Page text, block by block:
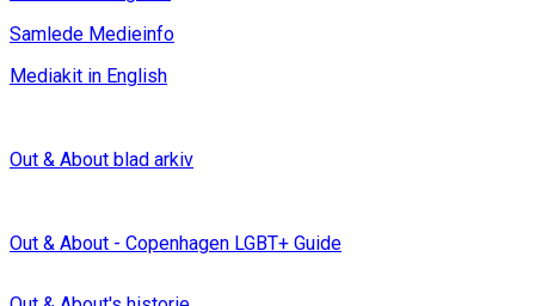
Samlede Medieinfo
Mediakit in English
Out & About blad arkiv
Out & About - Copenhagen LGBT+ Guide